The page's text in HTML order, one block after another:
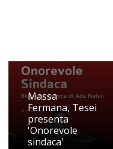
Massa
Fermana, Tesei
presenta
'Onorevole
sindaca'